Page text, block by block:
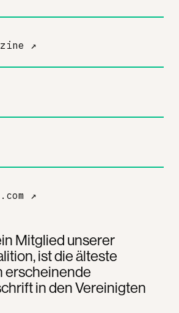
Mitglied unserer
ist die älteste
erscheinende
in den Vereinigten
↗
↗